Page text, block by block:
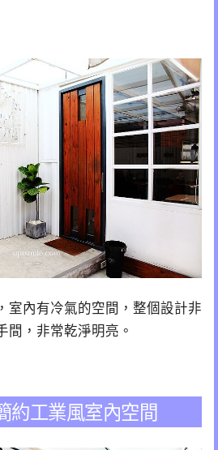
室內有冷氣的空間，整個設計非
間，非常乾淨明亮。
約工業風室內空間